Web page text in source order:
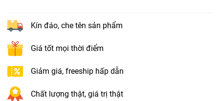
Kín đáo, che tên sản phẩm
Giá tốt mọi thời điểm
Giảm giá, freeship hấp dẫn
Chất lượng thật, giá trị thật